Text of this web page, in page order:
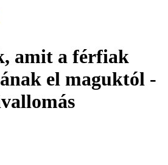
amit a férfiak
el maguktól -